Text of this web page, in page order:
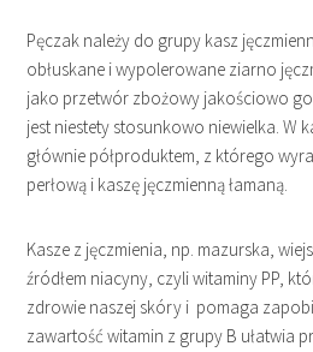
Pęczak należy do grupy kasz
obłuskane i wypolerowane ziarno
jako przetwór zbożowy jakościowo
jest niestety stosunkowo niewielka. W
głównie półproduktem, z którego
perłową i kaszę jęczmienną łamaną.
Kasze z jęczmienia, np. mazurska,
źródłem niacyny, czyli witaminy PP,
zdrowie naszej skóry i pomaga
zawartość witamin z grupy B ułatwia